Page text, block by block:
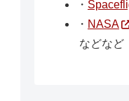
・
・ NASA
などなど